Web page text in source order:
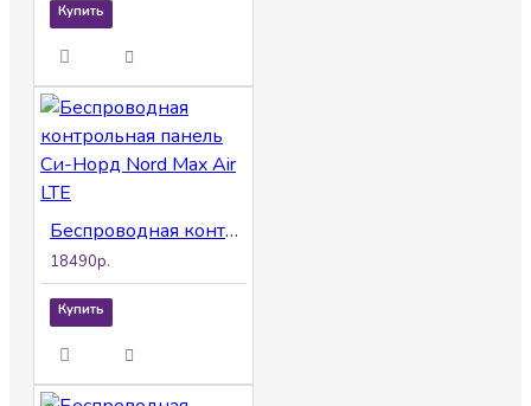
Купить
Беспроводная контрольная панель Си-Норд Nord Max Air LTE
18490р.
Купить